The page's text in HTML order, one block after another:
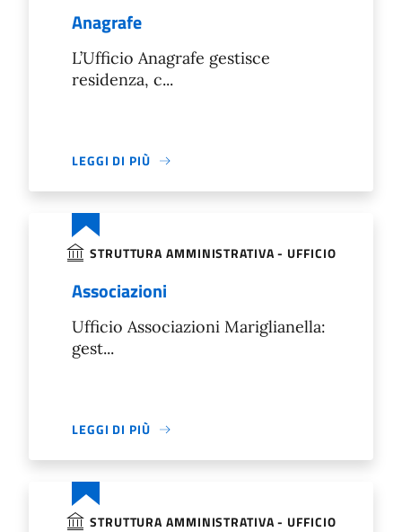
Anagrafe
L’Ufficio Anagrafe gestisce
residenza, c...
LEGGI DI PIÙ
STRUTTURA AMMINISTRATIVA - UFFICIO
Associazioni
Ufficio Associazioni Mariglianella:
gest...
LEGGI DI PIÙ
STRUTTURA AMMINISTRATIVA - UFFICIO